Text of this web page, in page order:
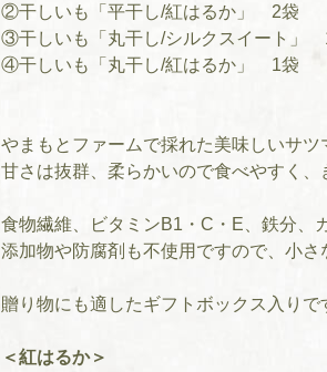
②干しいも「平干し/紅はるか」 2袋
③干しいも「丸干し/シルクスイート」
④干しいも「丸干し/紅はるか」 1袋
やまもとファームで採れた美味しいサ
甘さは抜群、柔らかいので食べやすく、
食物繊維、ビタミンB1・C・E、鉄分、
添加物や防腐剤も不使用ですので、小
贈り物にも適したギフトボックス入りで
＜紅はるか＞